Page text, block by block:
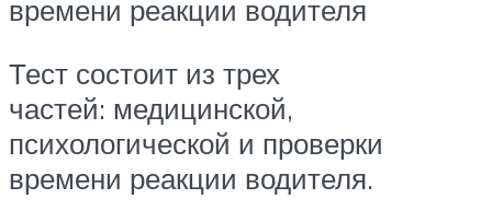
времени реакции водителя
Тест состоит из трех
частей: медицинской,
психологической и проверки
времени реакции водителя.